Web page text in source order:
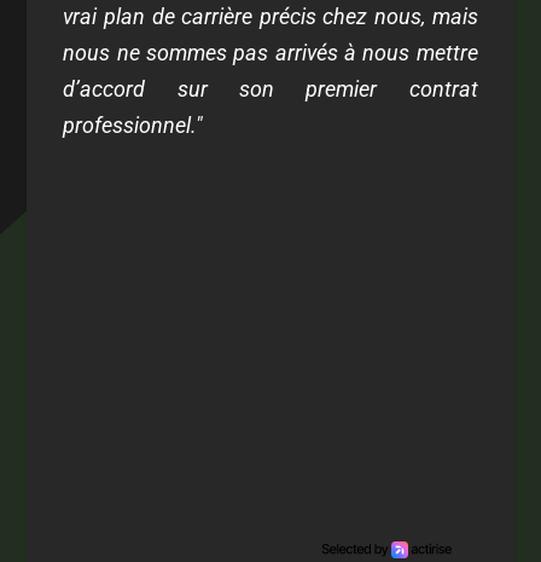
vrai plan de carrière précis chez nous, mais
nous ne sommes pas arrivés à nous mettre
d’accord sur son premier contrat
professionnel."